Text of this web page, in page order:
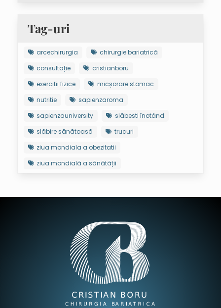
Tag-uri
arcechirurgia
chirurgie bariatrică
consultație
cristianboru
exercitii fizice
micșorare stomac
nutritie
sapienzaroma
sapienzauniversity
slăbesti înotând
slăbire sănătoasă
trucuri
ziua mondiala a obezitatii
ziua mondială a sănătății